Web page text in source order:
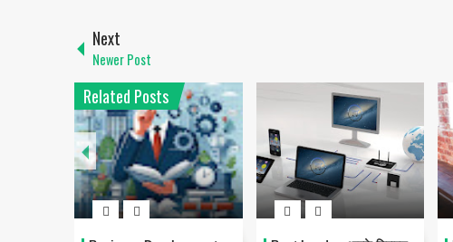
Next
Newer Post
Related Posts